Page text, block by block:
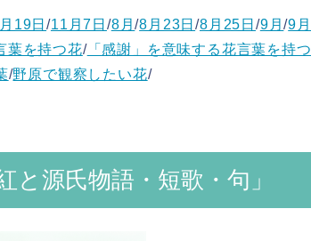
19日/11月7日 /8月/8月23日/8月25日 /9月/9月
葉を持つ花/「感謝」を意味する花言葉を持つ
/野原で観察したい花/
源氏物語・短歌・句」